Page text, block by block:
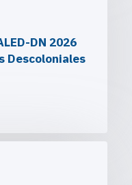
DN 2026
Descoloniales